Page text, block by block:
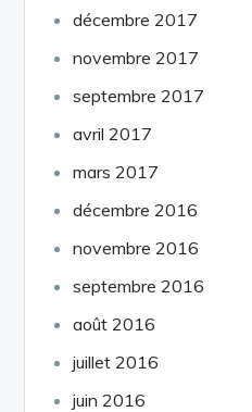
décembre 2017
novembre 2017
septembre 2017
avril 2017
mars 2017
décembre 2016
novembre 2016
septembre 2016
août 2016
juillet 2016
juin 2016